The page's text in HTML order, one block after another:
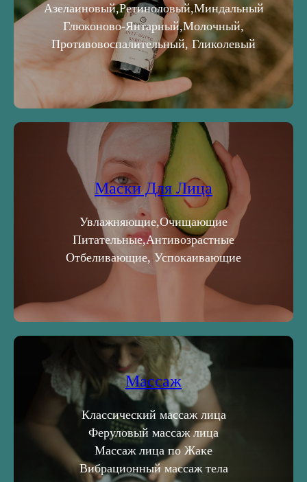
Азелаиновый,Ретиноловый,Миндальный
Глюконово-Янтарный,Молочный,
Противовоспалительный, Гликолевый
Маски Для Лица
Увлажняющие,Очищающие
Питательные,Антивозрастные
Отбеливающие, Успокаивающие
Массаж
Классический массаж лица
Феруловый массаж лица
Массаж лица по Жаке
Вибрационный массаж тела